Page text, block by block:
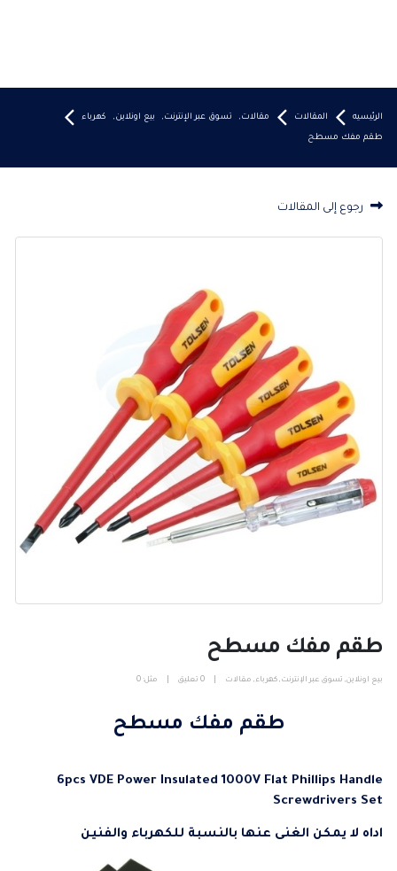
الرئيسيه المقالات مقالات, تسوق عبر الإنترنت, بيع اونلاين, كهرباء
طقم مفك مسطح
رجوع إلى المقالات
طقم مفك مسطح
بيع اونلاين, تسوق عبر الإنترنت , كهرباء , مقالات 0 تعليق مثل: 0
طقم مفك مسطح
6pcs VDE Power Insulated 1000V Flat Phillips Handle
Screwdrivers Set
اداه لا يمكن الغنى عنها بالنسبة للكهرباء والفنين